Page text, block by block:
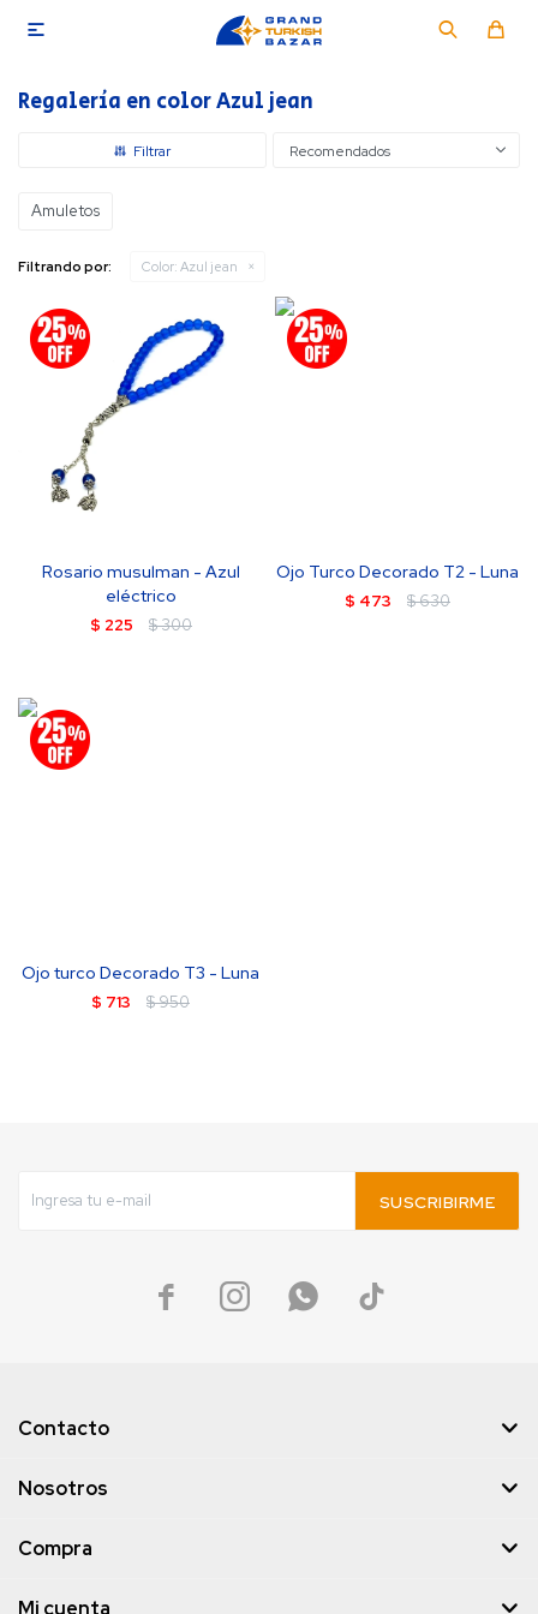

Regalería en color Azul jean
Recomendados
Amuletos
Filtrando por: Color: Azul jean
Rosario musulman - Azul
eléctrico
$ 225 $300
Ojo Turco Decorado T2 - Luna
$ 473 $630
Ojo turco Decorado T3 - Luna
$ 713 $950
SUSCRIBIRME
   
Contacto
Nosotros
Compra
Mi cuenta